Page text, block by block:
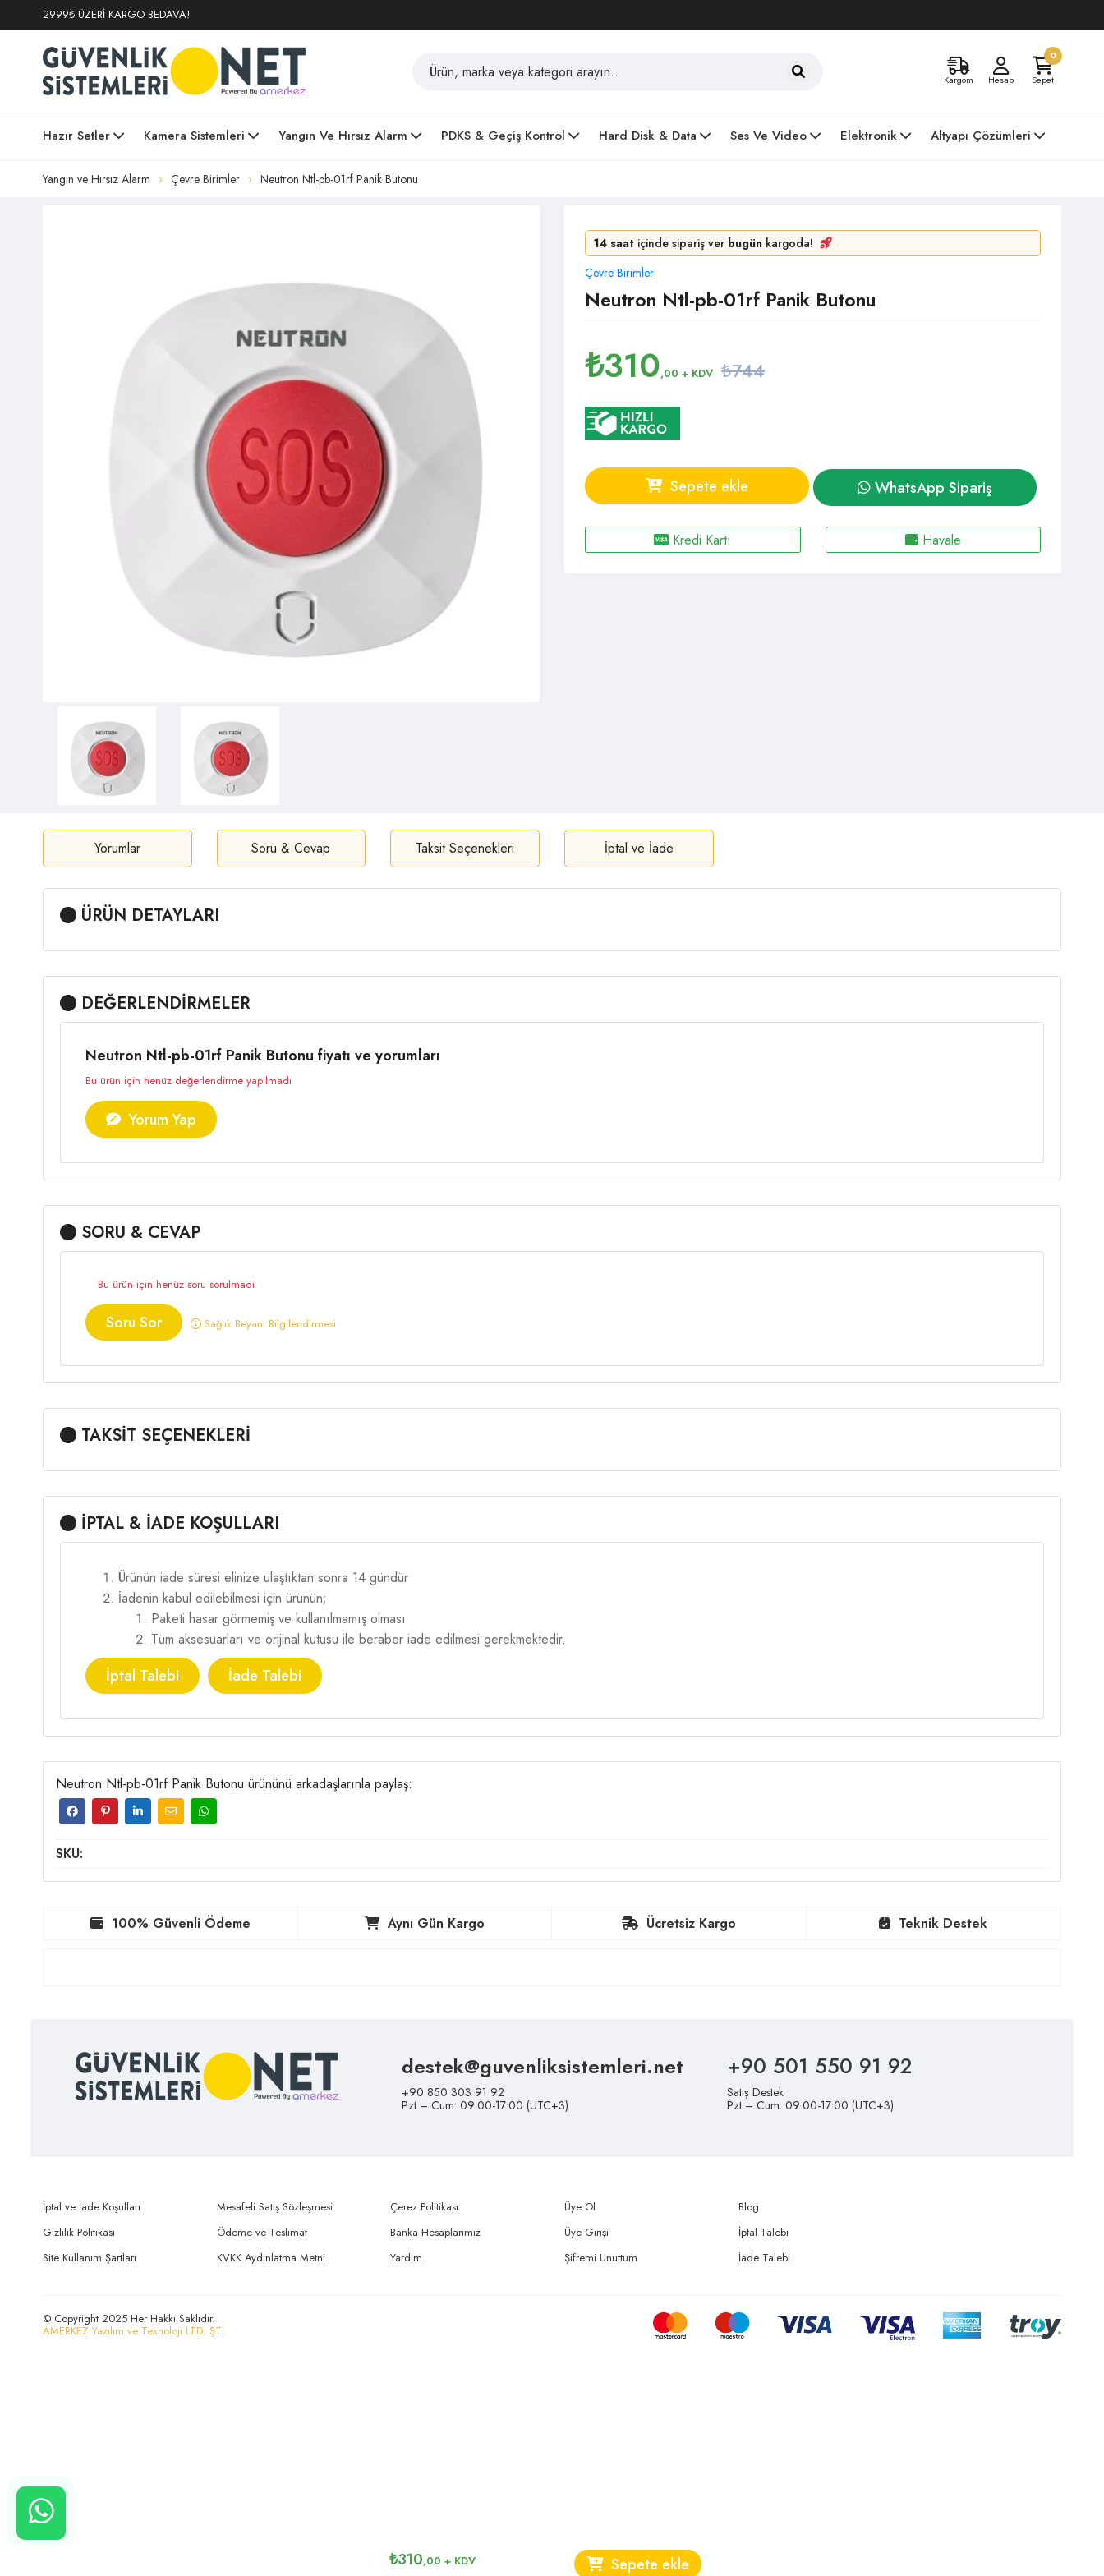
2999₺ ÜZERİ KARGO BEDAVA!
Kargom Hesap
0
Sepet
Hazır Setler Kamera Sistemleri Yangın Ve Hırsız Alarm PDKS & Geçiş Kontrol Hard Disk & Data Ses Ve Video Elektronik Altyapı Çözümleri
Yangın ve Hırsız Alarm Çevre Birimler Neutron Ntl-pb-01rf Panik Butonu
14 saat içinde sipariş ver bugün kargoda!
Çevre Birimler
Neutron Ntl-pb-01rf Panik Butonu
₺310,00 + KDV ₺744
Sepete ekle WhatsApp Sipariş
Kredi Kartı Havale
Yorumlar Soru & Cevap Taksit Seçenekleri İptal ve İade
ÜRÜN DETAYLARI
DEĞERLENDİRMELER
Neutron Ntl-pb-01rf Panik Butonu fiyatı ve yorumları
Bu ürün için henüz değerlendirme yapılmadı
Yorum Yap
SORU & CEVAP
Bu ürün için henüz soru sorulmadı
Soru Sor Sağlık Beyanı Bilgilendirmesi
TAKSİT SEÇENEKLERİ
İPTAL & İADE KOŞULLARI
Ürünün iade süresi elinize ulaştıktan sonra 14 gündür
İadenin kabul edilebilmesi için ürünün;
Paketi hasar görmemiş ve kullanılmamış olması
Tüm aksesuarları ve orijinal kutusu ile beraber iade edilmesi gerekmektedir.
İptal Talebi İade Talebi
Neutron Ntl-pb-01rf Panik Butonu ürününü arkadaşlarınla paylaş:
SKU:
₺310,00 + KDV Sepete ekle
100% Güvenli Ödeme Aynı Gün Kargo Ücretsiz Kargo Teknik Destek
destek@guvenliksistemleri.net
+90 850 303 91 92
Pzt – Cum: 09:00-17:00 (UTC+3)
+90 501 550 91 92
Satış Destek
Pzt – Cum: 09:00-17:00 (UTC+3)
İptal ve İade Koşulları
Gizlilik Politikası
Site Kullanım Şartları
Mesafeli Satış Sözleşmesi
Ödeme ve Teslimat
KVKK Aydınlatma Metni
Çerez Politikası
Banka Hesaplarımız
Yardım
Üye Ol
Üye Girişi
Şifremi Unuttum
Blog
İptal Talebi
İade Talebi
© Copyright 2025 Her Hakkı Saklıdır.
AMERKEZ Yazılım ve Teknoloji LTD. ŞTİ.